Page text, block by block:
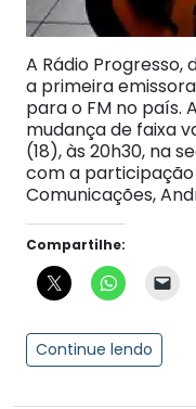
A Rádio Progresso,
a primeira
para o FM no país.
mudança de faixa
(18), às 20h30, na
com a
Comunicações,
Compartilhe:
Continue lendo